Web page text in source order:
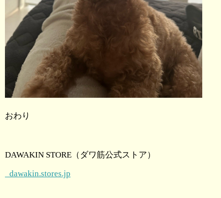
おわり
DAWAKIN STORE （ダワ筋公式ストア）
dawakin.stores.jp